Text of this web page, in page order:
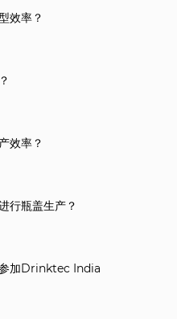
效率？
效率？
行瓶盖生产？
加Drinktec India